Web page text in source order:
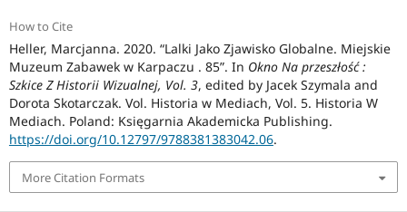
How to Cite
Heller, Marcjanna. 2020. “Lalki Jako Zjawisko Globalne. Miejskie
Muzeum Zabawek w Karpaczu . 85”. In Okno Na przeszłość :
Szkice Z Historii Wizualnej, Vol. 3, edited by Jacek Szymala and
Dorota Skotarczak. Vol. Historia w Mediach, Vol. 5. Historia W
Mediach. Poland: Księgarnia Akademicka Publishing.
https://doi.org/10.12797/9788381383042.06.
More Citation Formats